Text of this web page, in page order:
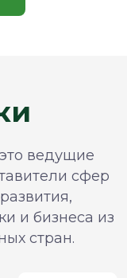
ведущие
сфер
и бизнеса из
стран.